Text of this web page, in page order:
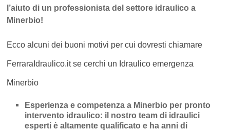
l’aiuto di un professionista del settore idraulico a
Minerbio!
Ecco alcuni dei buoni motivi per cui dovresti chiamare
FerraraIdraulico.it se cerchi un Idraulico emergenza
Minerbio
Esperienza e competenza a Minerbio per pronto
intervento idraulico: il nostro team di idraulici
esperti è altamente qualificato e ha anni di